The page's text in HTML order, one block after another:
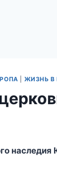
ЖИЗНЬ В